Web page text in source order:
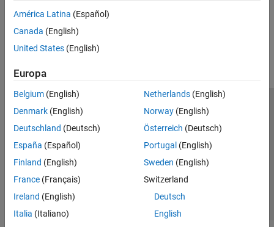
América Latina (Español)
Canada (English)
United States (English)
Europa
Belgium (English)
Denmark (English)
Deutschland (Deutsch)
España (Español)
Finland (English)
France (Français)
Ireland (English)
Italia (Italiano)
Netherlands(English)
Norway(English)
Österreich (Deutsch)
Portugal (English)
Sweden (English)
Switzerland
Deutsch
English
Centro di fiducia
Informativa sulla privacy
Antipirateria
Stato dell'applicazione
Contatti
© 1994-2026 The MathWorks, Inc.